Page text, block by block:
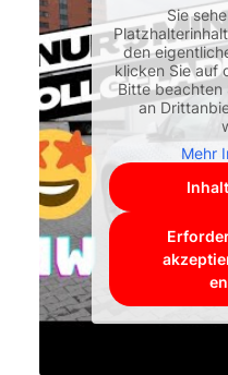
Sie
den
klicken Sie auf
Bitte beachten
an
Mehr